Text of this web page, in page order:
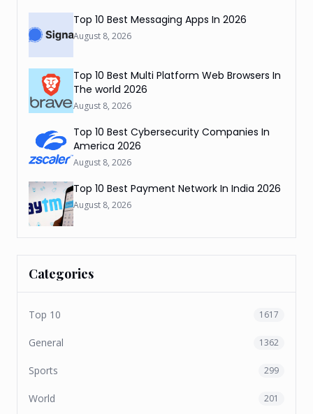
Top 10 Best Messaging Apps In 2026
August 8, 2026
Top 10 Best Multi Platform Web Browsers In
The world 2026
August 8, 2026
Top 10 Best Cybersecurity Companies In
America 2026
August 8, 2026
Top 10 Best Payment Network In India 2026
August 8, 2026
Categories
Top 10 1617
General 1362
Sports 299
World 201